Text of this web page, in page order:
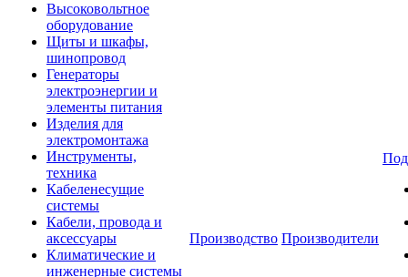
Высоковольтное
оборудование
Щиты и шкафы,
шинопровод
Генераторы
электроэнергии и
элементы питания
Изделия для
электромонтажа
Инструменты,
техника
Кабеленесущие
системы
Кабели, провода и
аксессуары
Климатические и
инженерные системы
Производство Производители